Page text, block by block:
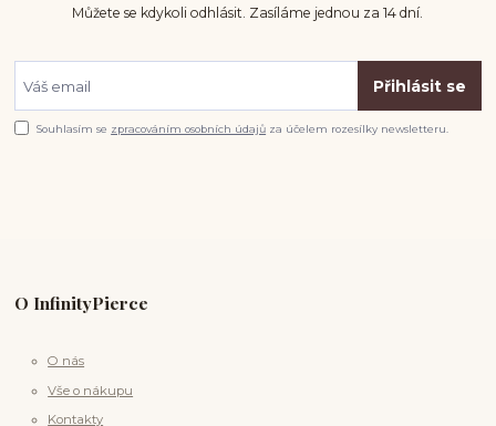
Můžete se kdykoli odhlásit. Zasíláme jednou za 14 dní.
Přihlásit se
Souhlasím se zpracováním osobních údajů za účelem rozesílky newsletteru.
O InfinityPierce
O nás
Vše o nákupu
Kontakty